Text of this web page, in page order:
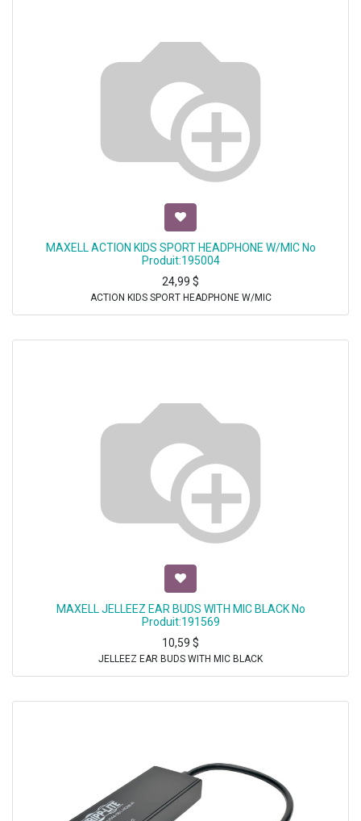
MAXELL ACTION KIDS SPORT HEADPHONE W/MIC No
Produit:195004
24,99 $
ACTION KIDS SPORT HEADPHONE W/MIC
MAXELL JELLEEZ EAR BUDS WITH MIC BLACK No
Produit:191569
10,59 $
JELLEEZ EAR BUDS WITH MIC BLACK